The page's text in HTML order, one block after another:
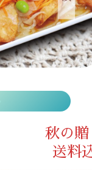
秋の
送料